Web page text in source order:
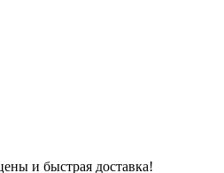
и быстрая доставка!